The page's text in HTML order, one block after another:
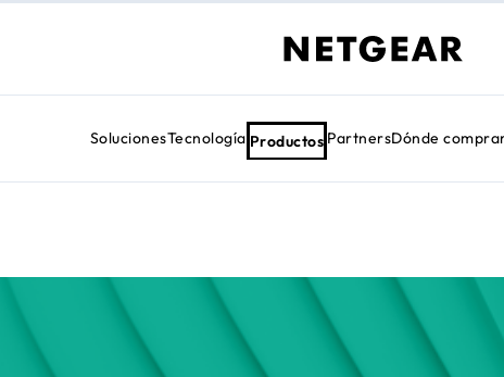
SolucionesTecnología Productos PartnersDónde